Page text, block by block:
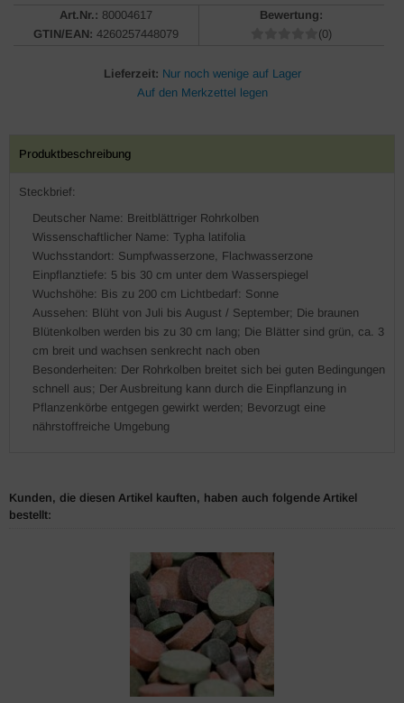
Art.Nr.: 80004617
GTIN/EAN: 4260257448079
Bewertung:
(0)
Lieferzeit: Nur noch wenige auf Lager
Produktbeschreibung
Steckbrief:
Deutscher Name: Breitblättriger Rohrkolben
Wissenschaftlicher Name: Typha latifolia
Wuchsstandort: Sumpfwasserzone, Flachwasserzone
Einpflanztiefe: 5 bis 30 cm unter dem Wasserspiegel
Wuchshöhe: Bis zu 200 cm Lichtbedarf: Sonne
Aussehen: Blüht von Juli bis August / September; Die braunen
Blütenkolben werden bis zu 30 cm lang; Die Blätter sind grün, ca. 3
cm breit und wachsen senkrecht nach oben
Besonderheiten: Der Rohrkolben breitet sich bei guten Bedingungen
schnell aus; Der Ausbreitung kann durch die Einpflanzung in
Pflanzenkörbe entgegen gewirkt werden; Bevorzugt eine
nährstoffreiche Umgebung
Kunden, die diesen Artikel kauften, haben auch folgende Artikel
bestellt: